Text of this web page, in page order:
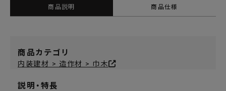
商品説明 商品仕様
商品カテゴリ
内装建材 > 造作材 > 巾木
説明・特長